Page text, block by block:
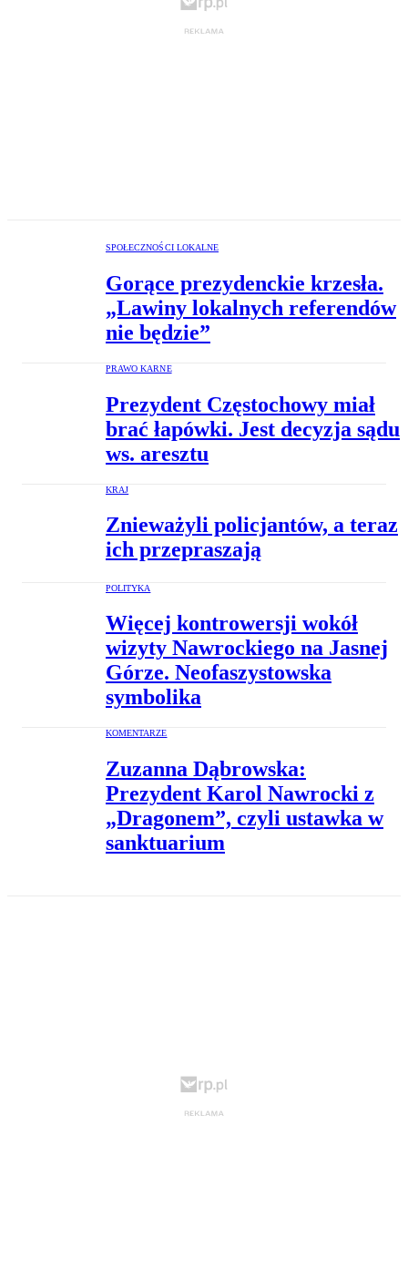
SPOŁECZNOŚCI LOKALNE
Gorące prezydenckie krzesła.
„Lawiny lokalnych referendów
nie będzie”
PRAWO KARNE
Prezydent Częstochowy miał
brać łapówki. Jest decyzja sądu
ws. aresztu
KRAJ
Znieważyli policjantów, a teraz
ich przepraszają
POLITYKA
Więcej kontrowersji wokół
wizyty Nawrockiego na Jasnej
Górze. Neofaszystowska
symbolika
KOMENTARZE
Zuzanna Dąbrowska:
Prezydent Karol Nawrocki z
„Dragonem”, czyli ustawka w
sanktuarium